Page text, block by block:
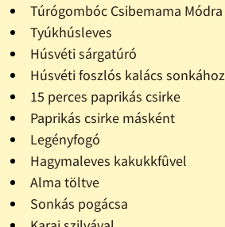
Túrógombóc Csibemama Módra
Tyúkhúsleves
Húsvéti sárgatúró
Húsvéti foszlós kalács sonkához
15 perces paprikás csirke
Paprikás csirke másként
Legényfogó
Hagymaleves kakukkfûvel
Alma töltve
Sonkás pogácsa